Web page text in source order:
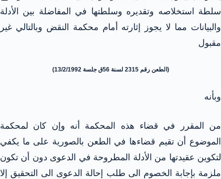
سلطة استخلاصه وتقديره وسلطتها في المفاضلة بين الأدلة
والبيانات مما لا يجوز إثارته أمام محكمة النقض وبالتالي غير
مقبول
(الطعن رقم 2315 لسنة 56ق جلسة 13/2/1992)
وبأنه
من المقرر في قضاء هذه المحكمة أنه وإن كان لمحكمة
الموضوع أن تقيم قضاءها في الطعن بالصورية على ما يكفي
لتكوين عقيدتها من الأدلة المطروحة في الدعوى دون أن تكون
ملزمة بإجابة الخصوم الى طلب إحالة الدعوى الى التحقيق إلا